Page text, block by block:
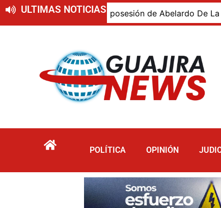
ULTIMAS NOTICIAS
presente en la posesión de Abelardo De La
POLÍTICA OPINIÓN